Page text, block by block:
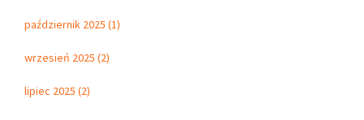
październik 2025 (1)
wrzesień 2025 (2)
lipiec 2025 (2)